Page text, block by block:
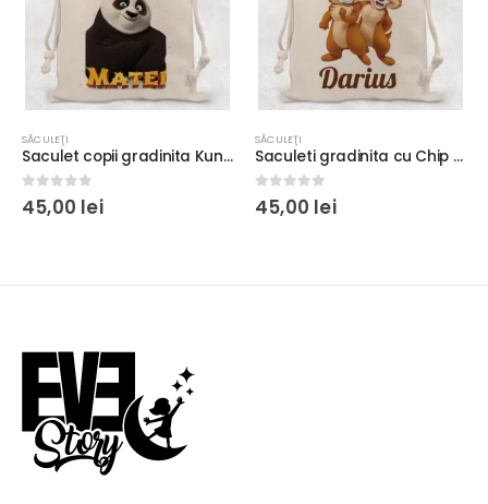
SĂCULEŢI
Saculet copii gradinita Kung Fu Panda, 32x40cm, material canvas Premium, rezistent, cadou copii
0out of 5
45,00 lei
SĂCULEŢI
Saculeti gradinita cu Chip si Dale personalizati, 32x40cm, material canvas Premium, rezistent, cadou copii
0out of 5
45,00 lei